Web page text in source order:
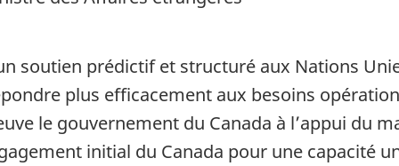
soutien prédictif et structuré aux Nations
plus efficacement aux besoins
le gouvernement du Canada à l’appui du
initial du Canada pour une capacité